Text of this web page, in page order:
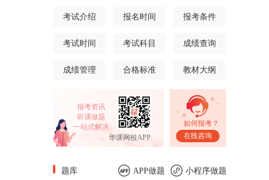
考试介绍 报名时间 报考条件
考试时间 考试科目 成绩查询
成绩管理 合格标准 教材大纲
报考资讯
听课做题
一站式解决
华课网校APP
如何报考？
在线咨询
题库 APP做题 小程序做题